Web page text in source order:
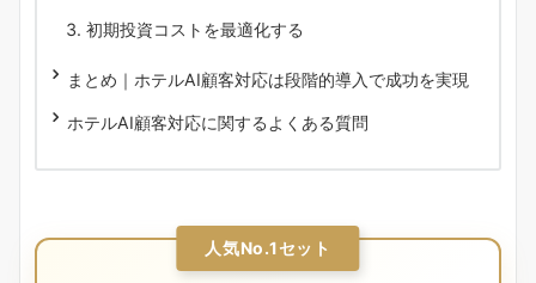
初期投資コストを最適化する
まとめ｜ホテルAI顧客対応は段階的導入で成功を実現
ホテルAI顧客対応に関するよくある質問
人気No.1セット